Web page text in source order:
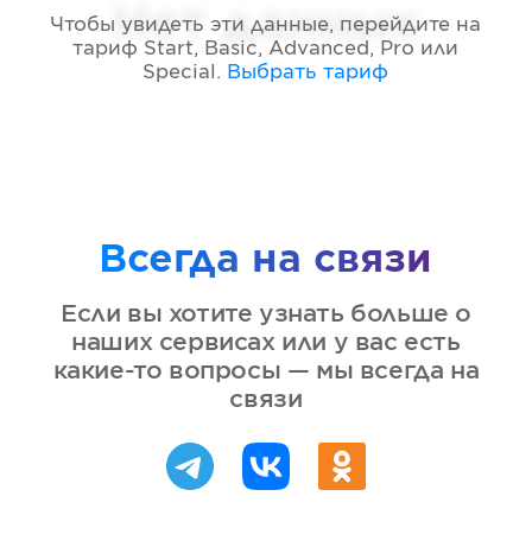
Нет данных
Чтобы увидеть эти данные, перейдите на
тариф Start, Basic, Advanced, Pro или
Special . Выбрать тариф
Всегда на связи
Если вы хотите узнать больше о
наших сервисах или у вас есть
какие-то вопросы — мы всегда на
связи